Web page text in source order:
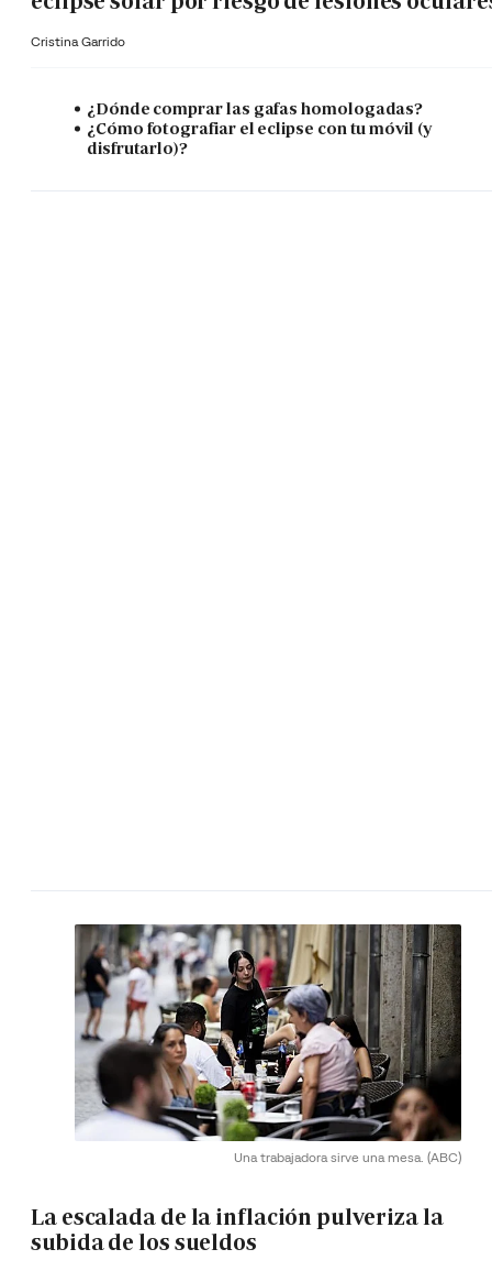
Cristina Garrido
¿Dónde comprar las gafas homologadas?
¿Cómo fotografiar el eclipse con tu móvil (y
disfrutarlo)?
Una trabajadora sirve una mesa. (ABC)
La escalada de la inflación pulveriza la
subida de los sueldos